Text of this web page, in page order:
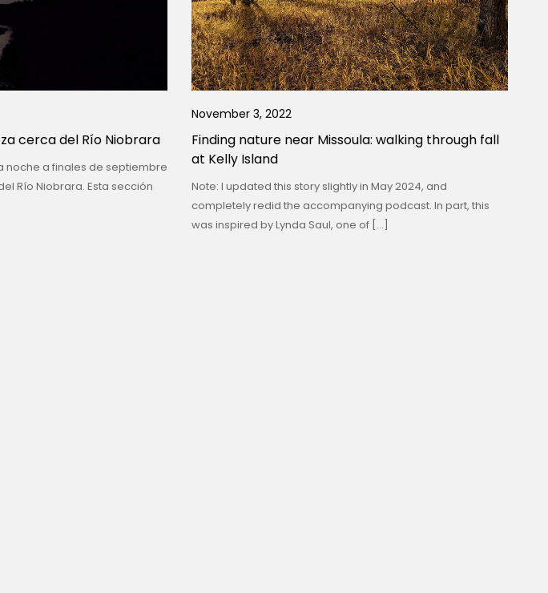
cerca del Río Niobrara
noche a finales de septiembre
Río Niobrara. Esta sección
November 3, 2022
Finding nature near Missoula: walking through fall
at Kelly Island
Note: I updated this story slightly in May 2024, and
completely redid the accompanying podcast. In part, this
was inspired by Lynda Saul, one of […]